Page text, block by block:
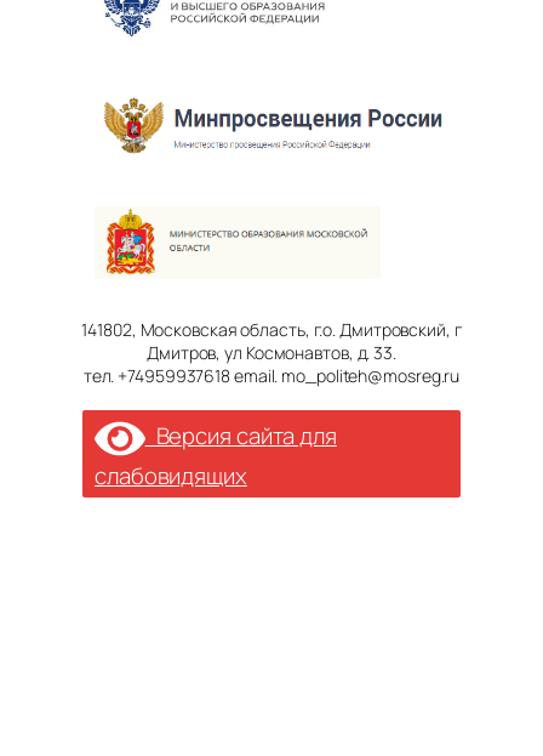
141802, Московская область, г.о. Дмитровский, г
Дмитров, ул Космонавтов, д. 33.
тел. +74959937618 email. mo_politeh@mosreg.ru
Версия сайта для
слабовидящих